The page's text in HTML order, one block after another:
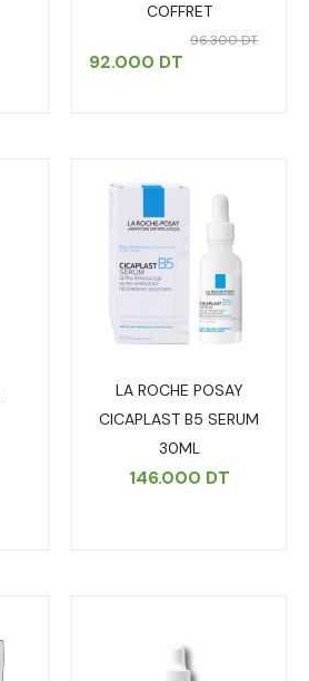
COFFRET
96.300DT
92.000 DT
LA ROCHE POSAY
CICAPLAST B5 SERUM
30ML
146.000 DT